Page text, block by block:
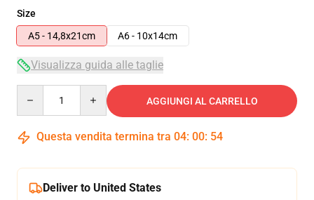
Size
A5 - 14,8x21cm
A6 - 10x14cm
Visualizza guida alle taglie
AGGIUNGI AL CARRELLO
Questa vendita termina tra 04: 00: 54
Deliver to United States